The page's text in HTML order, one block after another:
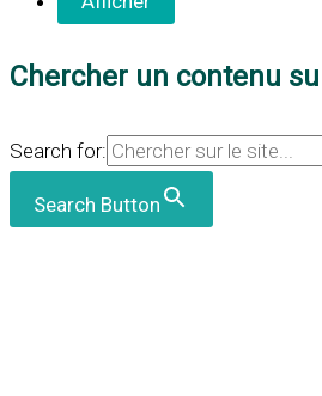
Chercher un contenu
Search for:
Search Button